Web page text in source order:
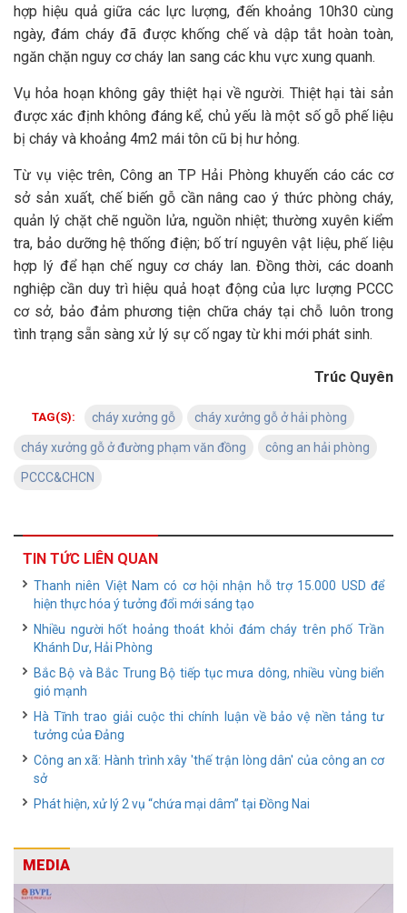
hợp hiệu quả giữa các lực lượng, đến khoảng 10h30 cùng
ngày, đám cháy đã được khống chế và dập tắt hoàn toàn,
ngăn chặn nguy cơ cháy lan sang các khu vực xung quanh.
Vụ hỏa hoạn không gây thiệt hại về người. Thiệt hại tài sản
được xác định không đáng kể, chủ yếu là một số gỗ phế liệu
bị cháy và khoảng 4m2 mái tôn cũ bị hư hỏng.
Từ vụ việc trên, Công an TP Hải Phòng khuyến cáo các cơ
sở sản xuất, chế biến gỗ cần nâng cao ý thức phòng cháy,
quản lý chặt chẽ nguồn lửa, nguồn nhiệt; thường xuyên kiểm
tra, bảo dưỡng hệ thống điện; bố trí nguyên vật liệu, phế liệu
hợp lý để hạn chế nguy cơ cháy lan. Đồng thời, các doanh
nghiệp cần duy trì hiệu quả hoạt động của lực lượng PCCC
cơ sở, bảo đảm phương tiện chữa cháy tại chỗ luôn trong
tình trạng sẵn sàng xử lý sự cố ngay từ khi mới phát sinh.
Trúc Quyên
TAG(S): cháy xưởng gỗ cháy xưởng gỗ ở hải phòng
cháy xưởng gỗ ở đường phạm văn đồng công an hải phòng
PCCC&CHCN
TIN TỨC LIÊN QUAN
Thanh niên Việt Nam có cơ hội nhận hỗ trợ 15.000 USD để
hiện thực hóa ý tưởng đổi mới sáng tạo
Nhiều người hốt hoảng thoát khỏi đám cháy trên phố Trần
Khánh Dư, Hải Phòng
Bắc Bộ và Bắc Trung Bộ tiếp tục mưa dông, nhiều vùng biển
gió mạnh
Hà Tĩnh trao giải cuộc thi chính luận về bảo vệ nền tảng tư
tưởng của Đảng
Công an xã: Hành trình xây 'thế trận lòng dân' của công an cơ
sở
Phát hiện, xử lý 2 vụ “chứa mại dâm” tại Đồng Nai
MEDIA